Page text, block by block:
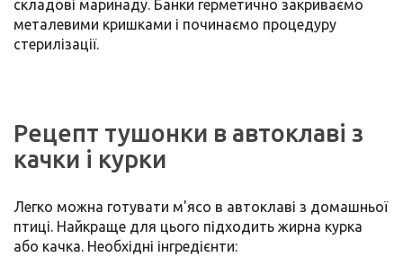
складові маринаду. Банки герметично закриваємо
металевими кришками і починаємо процедуру
стерилізації.
Рецепт тушонки в автоклаві з
качки і курки
Легко можна готувати м'ясо в автоклаві з домашньої
птиці. Найкраще для цього підходить жирна курка
або качка. Необхідні інгредієнти: